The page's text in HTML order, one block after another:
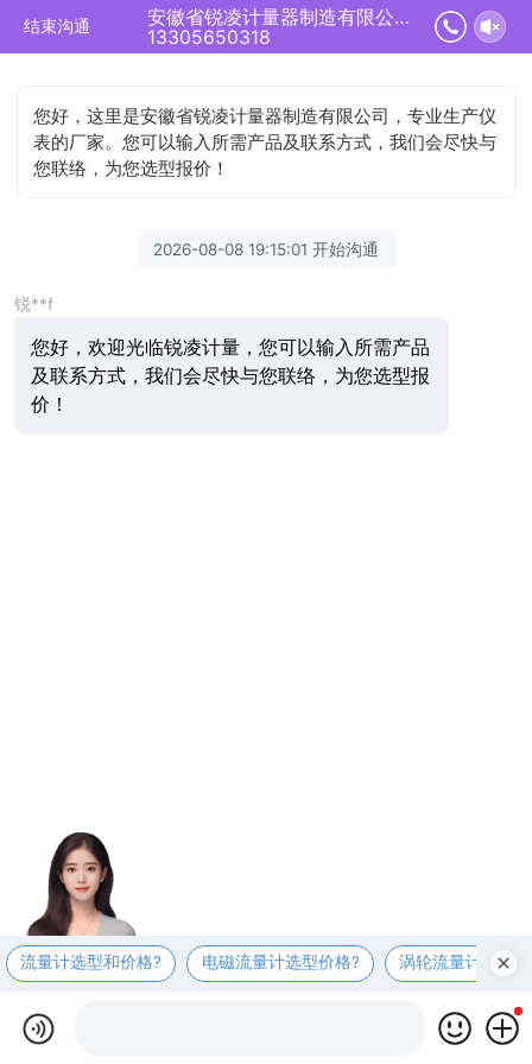
结束沟通
安徽省锐凌计量器制造有限公司正在为您服务
13305650318
您好，这里是安徽省锐凌计量器制造有限公司，专业生产仪
表的厂家。您可以输入所需产品及联系方式，我们会尽快与
您联络，为您选型报价！
2026-08-08 19:15:01 开始沟通
锐**f
您好，欢迎光临锐凌计量，您可以输入所需产品
及联系方式，我们会尽快与您联络，为您选型报
价！
流量计选型和价格? 电磁流量计选型价格? 涡轮流量计选型